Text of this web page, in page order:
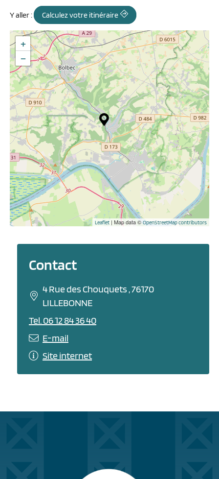
Y aller : Calculez votre itinéraire
+
−
Leaflet | Map data © OpenStreetMap contributors
Contact
4 Rue des Chouquets , 76170
LILLEBONNE
Tel. 06 12 84 36 40
E-mail
Site internet